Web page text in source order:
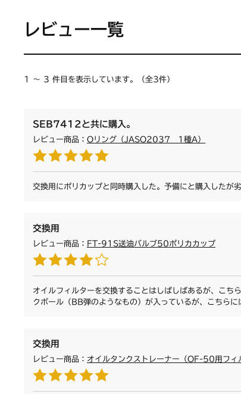
レビュー一覧
1 ～ 3 件目を表示しています。（全3件）
SEB7412と共に購入。
レビュー商品： Oリング（JASO2037 1種A）
交換用にポリカップと同時購入した。予備にと購入したが
交換用
レビュー商品： FT-91S送油バルブ50ポリカカップ
オイルフィルターを交換することはしばしばあるが、こち
クボール（BB弾のようなもの）が入っているが、こちら
交換用
レビュー商品： オイルタンクストレーナー（OF-50用フィ